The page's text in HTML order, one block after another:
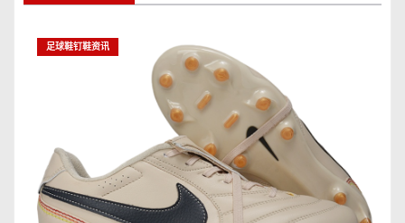
足球鞋钉鞋资讯